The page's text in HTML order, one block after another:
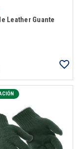
Leather Guante